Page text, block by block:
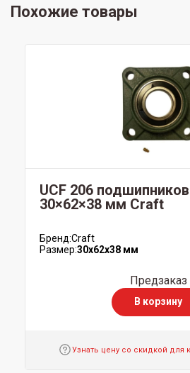
Похожие товары
UCF 206
30×62×38 мм Craft
Бренд:Craft
Размер:30x62x38 мм
Предзаказ
В корзину
Узнать цену со скидкой для